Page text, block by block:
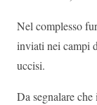
Nel complesso
inviati nei campi
uccisi.
Da segnalare